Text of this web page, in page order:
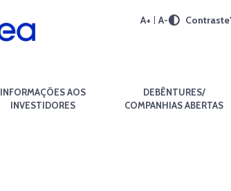
A+ A- Contraste
INFORMAÇÕES AOS
INVESTIDORES
DEBÊNTURES/
COMPANHIAS ABERTAS